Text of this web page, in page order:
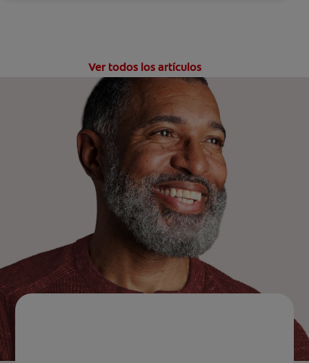
Ver todos los artículos